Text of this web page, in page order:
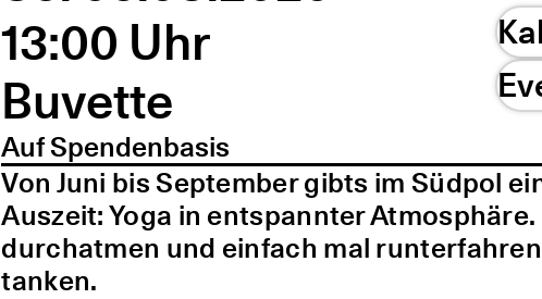
13:00 Uhr
Buvette
Auf Spendenbasis
Von Juni bis September gibts im Südpol
Auszeit: Yoga in entspannter
durchatmen und einfach mal
tanken.